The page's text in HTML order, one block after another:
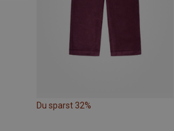
Du sparst 32%